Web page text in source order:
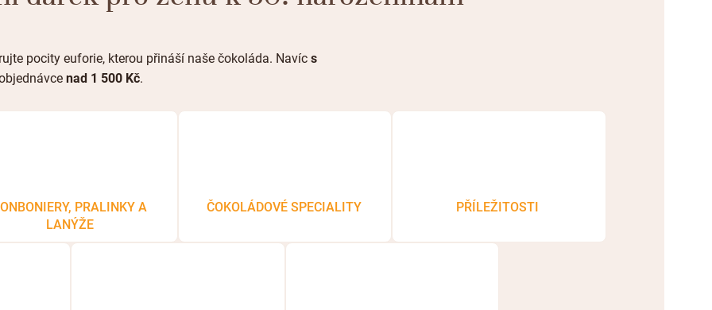
pocity euforie, kterou přináší naše čokoláda. Navíc s
nad 1 500 Kč.
PRALINKY A
LANÝŽE
ČOKOLÁDOVÉ SPECIALITY PŘÍLEŽITOSTI